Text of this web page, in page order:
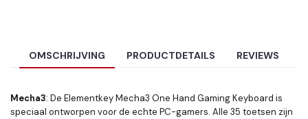
OMSCHRIJVING PRODUCTDETAILS REVIEWS
Mecha3: De Elementkey Mecha3 One Hand Gaming Keyboard is
speciaal ontworpen voor de echte PC-gamers. Alle 35 toetsen zijn